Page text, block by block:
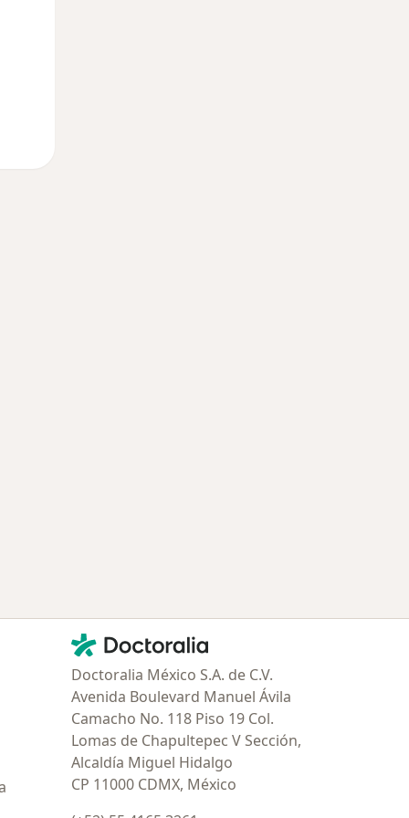
Contacto
Doctoralia - Página de inicio
Doctoralia México S.A. de C.V.
Avenida Boulevard Manuel Ávila
Camacho No. 118 Piso 19 Col.
Lomas de Chapultepec V Sección,
Alcaldía Miguel Hidalgo
CP 11000 CDMX, México